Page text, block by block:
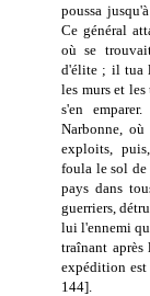
poussa
Ce général
où se
d'élite ; il tua
les murs et
s'en
Narbonne,
exploits,
foula le sol de
pays dans
guerriers,
lui l'ennemi
traînant
expédition est
144].